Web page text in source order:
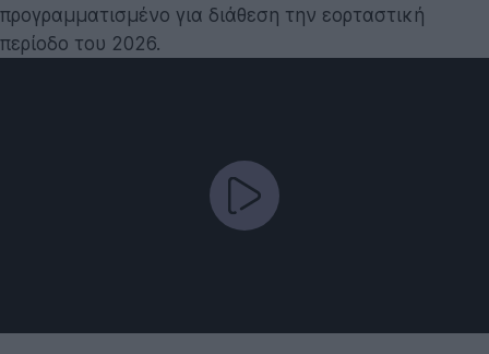
προγραμματισμένο για διάθεση την εορταστική
περίοδο του 2026.